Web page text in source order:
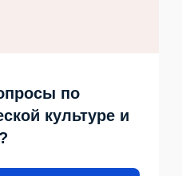
по
культуре и